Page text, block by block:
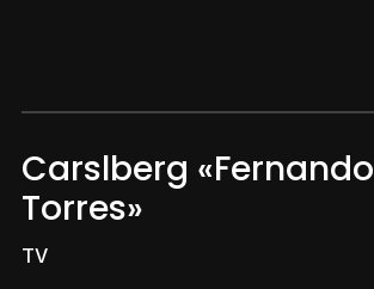
Carslberg «Fernando
Torres»
TV